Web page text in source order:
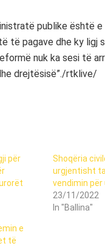
publike është e
të pagave dhe ky ligj
nuk ka sesi të
drejtësisë”./rtklive/
për
Shoqëria
urgjentisht
vendimin për
23/11/2022
In "Ballina"
e
të